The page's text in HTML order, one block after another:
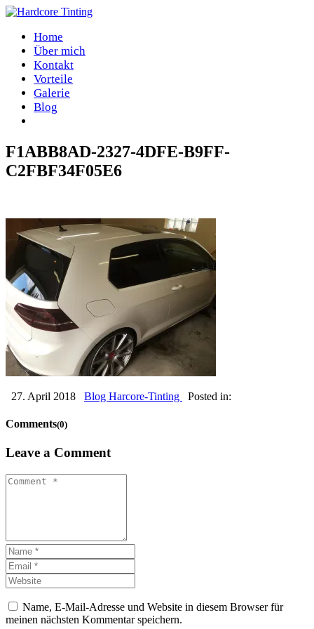
Home
Über mich
Kontakt
Vorteile
Galerie
Blog
F1ABB8AD-2327-4DFE-B9FF-
C2FBF34F05E6
27. April 2018 Blog Harcore-Tinting Posted in:
Comments(0)
Leave a Comment
Name, E-Mail-Adresse und Website in diesem Browser für
meinen nächsten Kommentar speichern.